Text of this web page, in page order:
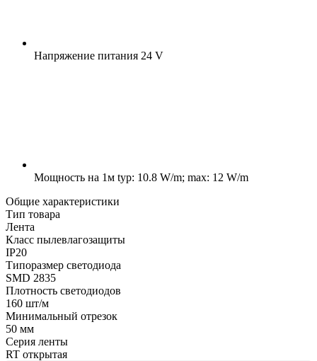
Напряжение питания 24 V
Мощность на 1м typ: 10.8 W/m; max: 12 W/m
Общие характеристики
Тип товара
Лента
Класс пылевлагозащиты
IP20
Типоразмер светодиода
SMD 2835
Плотность светодиодов
160 шт/м
Минимальный отрезок
50 мм
Серия ленты
RT открытая